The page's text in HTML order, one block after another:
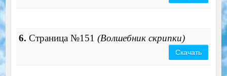
6. Страница №151 (Волшебник скрипки)
Скачать